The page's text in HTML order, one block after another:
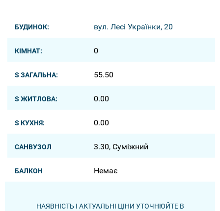
БУДИНОК: вул. Лесі Українки, 20
КІМНАТ: 0
S ЗАГАЛЬНА: 55.50
S ЖИТЛОВА: 0.00
S КУХНЯ: 0.00
САНВУЗОЛ 3.30, Суміжний
БАЛКОН Немає
НАЯВНІСТЬ І АКТУАЛЬНІ ЦІНИ УТОЧНЮЙТЕ В